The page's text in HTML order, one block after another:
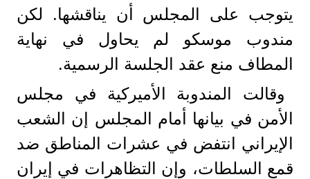
يتوجب على المجلس أن يناقشها. لكن
مندوب موسكو لم يحاول في نهاية
المطاف منع عقد الجلسة الرسمية.
وقالت المندوبة الأميركية في مجلس
الأمن في بيانها أمام المجلس إن الشعب
الإيراني انتفض في عشرات المناطق ضد
قمع السلطات، وإن التظاهرات في إيران